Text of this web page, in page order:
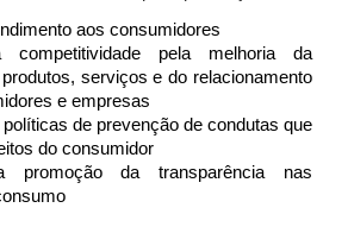
aos consumidores
competitividade pela melhoria da
serviços e do relacionamento
e empresas
de prevenção de condutas que
do consumidor
promoção da transparência nas